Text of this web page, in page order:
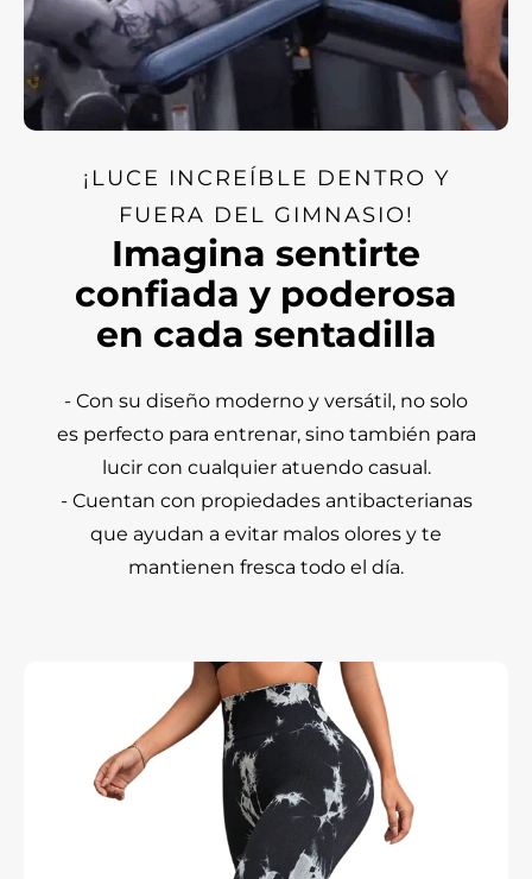
¡LUCE INCREÍBLE DENTRO Y
FUERA DEL GIMNASIO!
Imagina sentirte
confiada y poderosa
en cada sentadilla
- Con su diseño moderno y versátil, no solo
es perfecto para entrenar, sino también para
lucir con cualquier atuendo casual.
- Cuentan con propiedades antibacterianas
que ayudan a evitar malos olores y te
mantienen fresca todo el día.